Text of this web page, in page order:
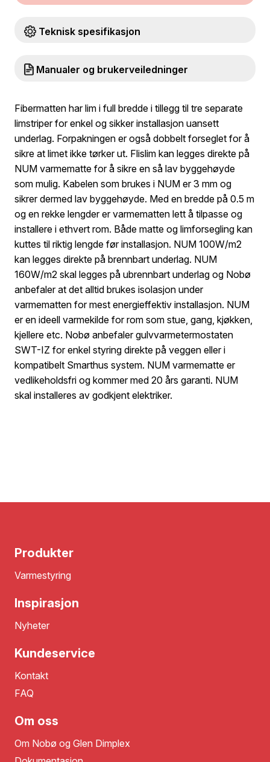
Teknisk spesifikasjon
Manualer og brukerveiledninger
Fibermatten har lim i full bredde i tillegg til tre separate
limstriper for enkel og sikker installasjon uansett
underlag. Forpakningen er også dobbelt forseglet for å
sikre at limet ikke tørker ut. Flislim kan legges direkte på
NUM varmematte for å sikre en så lav byggehøyde
som mulig. Kabelen som brukes i NUM er 3 mm og
sikrer dermed lav byggehøyde. Med en bredde på 0.5 m
og en rekke lengder er varmematten lett å tilpasse og
installere i ethvert rom. Både matte og limforsegling kan
kuttes til riktig lengde før installasjon. NUM 100W/m2
kan legges direkte på brennbart underlag. NUM
160W/m2 skal legges på ubrennbart underlag og Nobø
anbefaler at det alltid brukes isolasjon under
varmematten for mest energieffektiv installasjon. NUM
er en ideell varmekilde for rom som stue, gang, kjøkken,
kjellere etc. Nobø anbefaler gulvvarmetermostaten
SWT-IZ for enkel styring direkte på veggen eller i
kompatibelt Smarthus system. NUM varmematte er
vedlikeholdsfri og kommer med 20 års garanti. NUM
skal installeres av godkjent elektriker.
Produkter
Varmestyring
Inspirasjon
Nyheter
Kundeservice
Kontakt
FAQ
Om oss
Om Nobø og Glen Dimplex